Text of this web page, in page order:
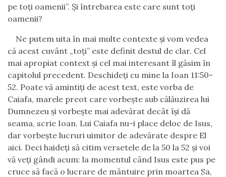
pe toţi oamenii”. Şi întrebarea este care sunt toţi
oamenii?
Ne putem uita în mai multe contexte şi vom vedea
că acest cuvânt „toţi” este definit destul de clar. Cel
mai apropiat context şi cel mai interesant îl găsim în
capitolul precedent. Deschideţi cu mine la Ioan 11:50-
52. Poate vă amintiţi de acest text, este vorba de
Caiafa, marele preot care vorbeşte sub călăuzirea lui
Dumnezeu şi vorbeşte mai adevărat decât îşi dă
seama, scrie Ioan. Lui Caiafa nu-i place deloc de Isus,
dar vorbeşte lucruri uimitor de adevărate despre El
aici. Deci haideţi să citim versetele de la 50 la 52 şi voi
vă veţi gândi acum: la momentul când Isus este pus pe
cruce să facă o lucrare de mântuire prin moartea Sa,